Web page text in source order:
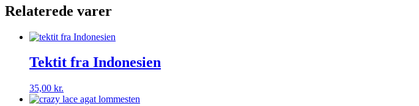
Relaterede varer
Tektit fra Indonesien
35,00 kr.